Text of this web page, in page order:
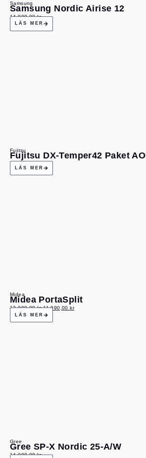
Samsung
Samsung Nordic Airise 12
14 990,00kr
LÄS MER
Fujitsu
Fujitsu DX-Temper42 Paket
LÄS MER
Midea
Midea PortaSplit
12 990,00kr 11 990,00 kr
LÄS MER
Gree
Gree SP-X Nordic 25-A/W
14 990,00kr